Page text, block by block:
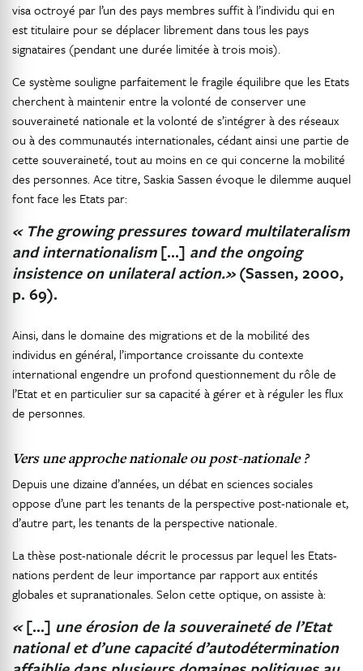
visa octroyé par l’un des pays membres suffit à l’individu qui en
est titulaire pour se déplacer librement dans tous les pays
signataires (pendant une durée limitée à trois mois).
Ce système souligne parfaitement le fragile équilibre que les Etats
cherchent à maintenir entre la volonté de conserver une
souveraineté nationale et la volonté de s’intégrer à des réseaux
ou à des communautés internationales, cédant ainsi une partie de
cette souveraineté, tout au moins en ce qui concerne la mobilité
des personnes. Ace titre, Saskia Sassen évoque le dilemme auquel
font face les Etats par:
« The growing pressures toward multilateralism
and internationalism[…] and the ongoing
insistence on unilateral action.»(Sassen, 2000,
p. 69).
Ainsi, dans le domaine des migrations et de la mobilité des
individus en général, l’importance croissante du contexte
international engendre un profond questionnement du rôle de
l’Etat et en particulier sur sa capacité à gérer et à réguler les flux
de personnes.
Vers une approche nationale ou post-nationale ?
Depuis une dizaine d’années, un débat en sciences sociales
oppose d’une part les tenants de la perspective post-nationale et,
d’autre part, les tenants de la perspective nationale.
La thèse post-nationale décrit le processus par lequel les Etats-
nations perdent de leur importance par rapport aux entités
globales et supranationales. Selon cette optique, on assiste à:
«[…] une érosion de la souveraineté de l’Etat
national et d’une capacité d’autodétermination